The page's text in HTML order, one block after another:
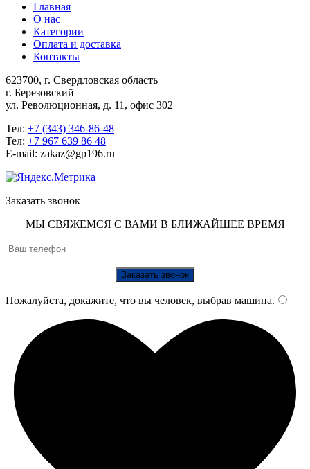
Главная
О нас
Категории
Оплата и доставка
Контакты
623700, г. Свердловская область
г. Березовский
ул. Революционная, д. 11, офис 302
Тел: +7 (343) 346-86-48
Тел: +7 967 639 86 48
E-mail: zakaz@gp196.ru
Заказать звонок
МЫ СВЯЖЕМСЯ С ВАМИ В БЛИЖАЙШЕЕ ВРЕМЯ
Пожалуйста, докажите, что вы человек, выбрав машина.